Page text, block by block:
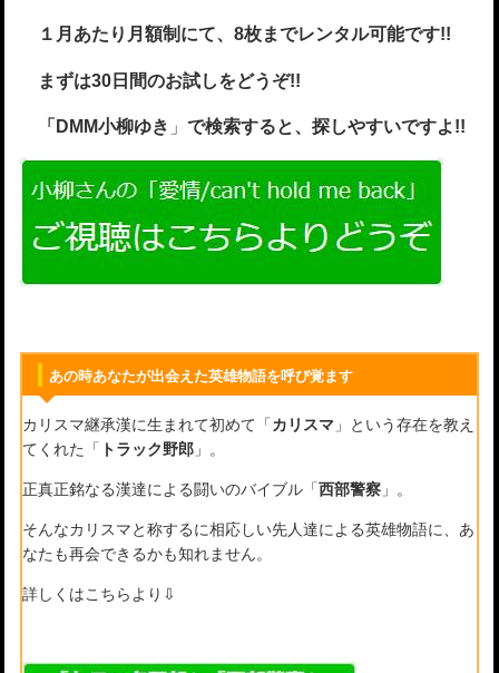
１月あたり月額制にて、8枚までレンタル可能です!!
まずは30日間のお試しをどうぞ!!
「DMM小柳ゆき 」 で検索すると、探しやすいですよ!!
あの時あなたが出会えた英雄物語を呼び覚ます
カリスマ継承漢に生まれて初めて「 カリスマ」という存在を教え
てくれた「
トラック野郎」。
正真正銘なる漢達による闘いのバイブル「 西部警察」。
そんなカリスマと称するに相応しい先人達による英雄物語に、あ
なたも再会できるかも知れません。
詳しくはこちらより⇩